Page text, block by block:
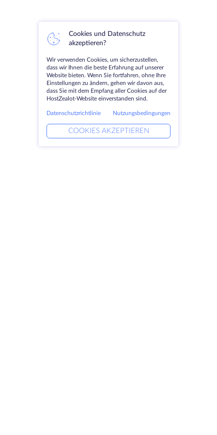
Cookies und Datenschutz
akzeptieren?
Wir verwenden Cookies, um sicherzustellen,
dass wir Ihnen die beste Erfahrung auf unserer
Website bieten. Wenn Sie fortfahren, ohne Ihre
Einstellungen zu ändern, gehen wir davon aus,
dass Sie mit dem Empfang aller Cookies auf der
HostZealot-Website einverstanden sind.
Datenschutzrichtlinie Nutzungsbedingungen
COOKIES AKZEPTIEREN